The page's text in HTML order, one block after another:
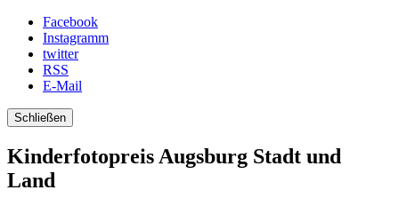
Facebook
Instagramm
twitter
RSS
E-Mail
Schließen
Kinderfotopreis Augsburg Stadt und
Land